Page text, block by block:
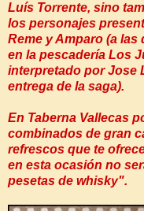
Luís Torrente, sino
los personajes
Reme y Amparo (a
en la pescadería Los
interpretado por Jose
entrega de la saga).
En Taberna Vallecas
combinados de gran
refrescos que te
en esta ocasión no
pesetas de whisky".